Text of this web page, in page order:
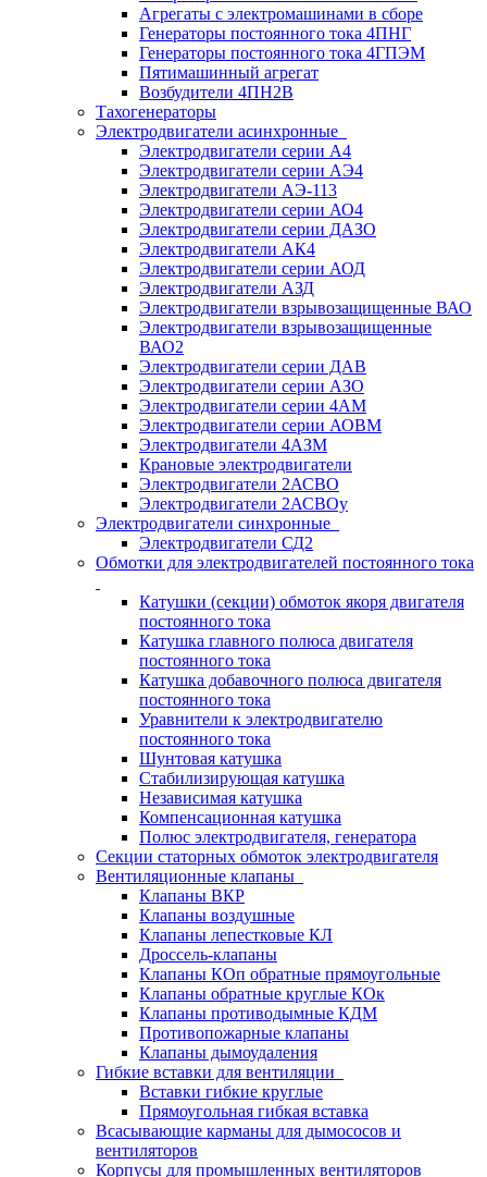
Агрегаты с электромашинами в сборе
Генераторы постоянного тока 4ПНГ
Генераторы постоянного тока 4ГПЭМ
Пятимашинный агрегат
Возбудители 4ПН2В
Тахогенераторы
Электродвигатели асинхронные
Электродвигатели серии А4
Электродвигатели серии АЭ4
Электродвигатели АЭ-113
Электродвигатели серии АО4
Электродвигатели серии ДАЗО
Электродвигатели АК4
Электродвигатели серии АОД
Электродвигатели АЗД
Электродвигатели взрывозащищенные ВАО
Электродвигатели взрывозащищенные
ВАО2
Электродвигатели серии ДАВ
Электродвигатели серии АЗО
Электродвигатели серии 4АМ
Электродвигатели серии АОВМ
Электродвигатели 4АЗМ
Крановые электродвигатели
Электродвигатели 2АСВО
Электродвигатели 2АСВОу
Электродвигатели синхронные
Электродвигатели СД2
Обмотки для электродвигателей постоянного тока
Катушки (секции) обмоток якоря двигателя
постоянного тока
Катушка главного полюса двигателя
постоянного тока
Катушка добавочного полюса двигателя
постоянного тока
Уравнители к электродвигателю
постоянного тока
Шунтовая катушка
Стабилизирующая катушка
Независимая катушка
Компенсационная катушка
Полюс электродвигателя, генератора
Секции статорных обмоток электродвигателя
Вентиляционные клапаны
Клапаны ВКР
Клапаны воздушные
Клапаны лепестковые КЛ
Дроссель-клапаны
Клапаны КОп обратные прямоугольные
Клапаны обратные круглые КОк
Клапаны противодымные КДМ
Противопожарные клапаны
Клапаны дымоудаления
Гибкие вставки для вентиляции
Вставки гибкие круглые
Прямоугольная гибкая вставка
Всасывающие карманы для дымососов и
вентиляторов
Корпусы для промышленных вентиляторов